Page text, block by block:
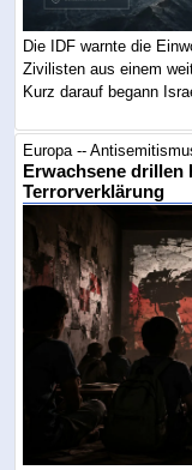
Die IDF warnte die
Zivilisten aus einem
Kurz darauf begann
Europa --
Erwachsene drillen
Terrorverklärung